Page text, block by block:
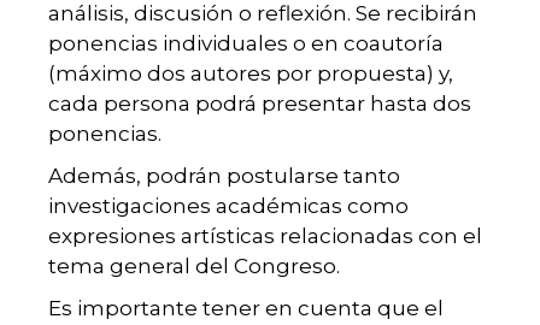
análisis, discusión o reflexión. Se recibirán
ponencias individuales o en coautoría
(máximo dos autores por propuesta) y,
cada persona podrá presentar hasta dos
ponencias.
Además, podrán postularse tanto
investigaciones académicas como
expresiones artísticas relacionadas con el
tema general del Congreso.
Es importante tener en cuenta que el